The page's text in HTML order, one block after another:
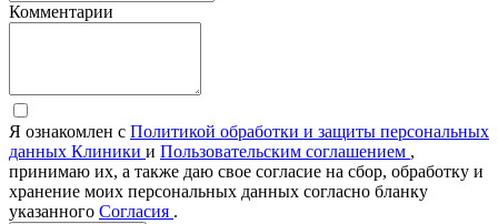
Комментарии
Я ознакомлен с Политикой обработки и защиты персональных
данных Клиники и Пользовательским соглашением ,
принимаю их, а также даю свое согласие на сбор, обработку и
хранение моих персональных данных согласно бланку
указанного Согласия .